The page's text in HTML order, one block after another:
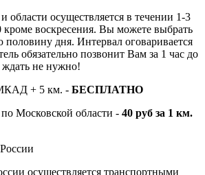
области осуществляется в течении 1-3
кроме воскресения. Вы можете выбрать
дня. Интервал оговаривается
обязательно позвонит Вам за 1 час до
ждать не нужно!
+ 5 км. - БЕСПЛАТНО
Московской области - 40 руб за 1 км.
осуществляется транспортными